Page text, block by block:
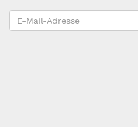
E-
Mail-